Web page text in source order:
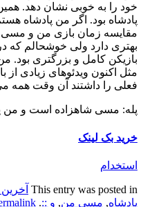
خود را به خوبی نشان دهد.
پادشاه بود. اگر من پادشاه
مقایسه زمان بازی من و مسی
بهتری دارد ولی خوشحالم که
بازیکن کامل و بزرگتری بود.
مثل اکنون ویدئوهای زیادی
فعلی را داشتند آن وقت همه
پله: مسی شاهزاده است و من
خرید بک لینک
استخدام
This entry was posted in
پادشاه, مسی من, و ::. Bookmark the